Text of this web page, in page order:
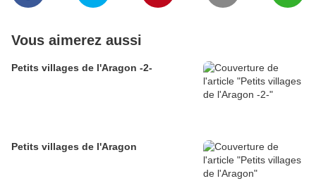
Vous aimerez aussi
Petits villages de l'Aragon -2-
Petits villages de l'Aragon